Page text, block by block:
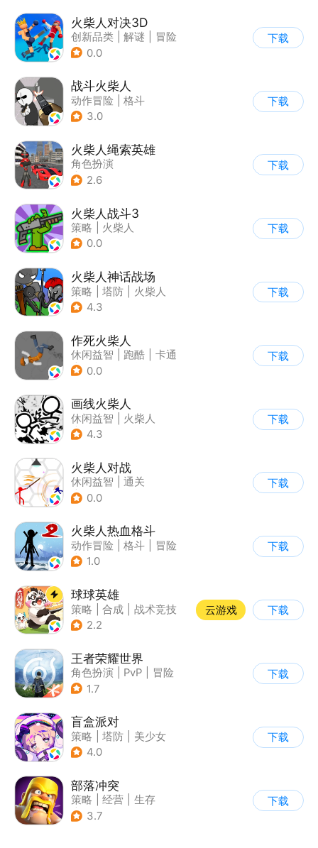
火柴人对决3D
创新品类 解谜
冒险
| 挑战破纪录
0.0
下载
战斗火柴人
动作冒险
格斗
| 横版过关
3.0
下载
火柴人绳索英雄
角色扮演
| 第三人称射击
2.6
下载
火柴人战斗3
策略
火柴人
| 指动网络
0.0
下载
火柴人神话战场
策略 塔防
火柴人
| 休闲益智
4.3
下载
作死火柴人
休闲益智 跑酷
卡通
| 62游戏
0.0
下载
画线火柴人
休闲益智
火柴人
| DIY
4.3
下载
火柴人对战
休闲益智
通关
| 火柴人
0.0
下载
火柴人热血格斗
动作冒险 格斗
冒险
| 火柴人
1.0
下载
球球英雄
策略 合成
战术竞技
| 创酷
2.2
云游戏 下载
王者荣耀世界
角色扮演 PvP
冒险
| 开放世界
1.7
下载
盲盒派对
策略 塔防
美少女
| 卡通
4.0
下载
部落冲突
策略 经营
生存
| 部落冲突
3.7
下载